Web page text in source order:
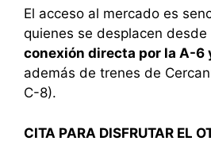
El acceso al mercado es
quienes se desplacen
conexión directa por la A-6
además de trenes de
C-8).
CITA PARA DISFRUTAR EL